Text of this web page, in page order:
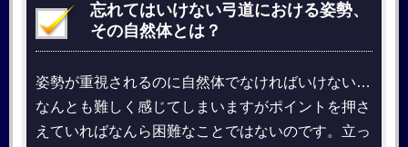
忘れてはいけない弓道における姿勢、
その自然体とは？
姿勢が重視されるのに自然体でなければいけない…
なんとも難しく感じてしまいますがポイントを押さ
えていればなんら困難なことではないのです。立っ